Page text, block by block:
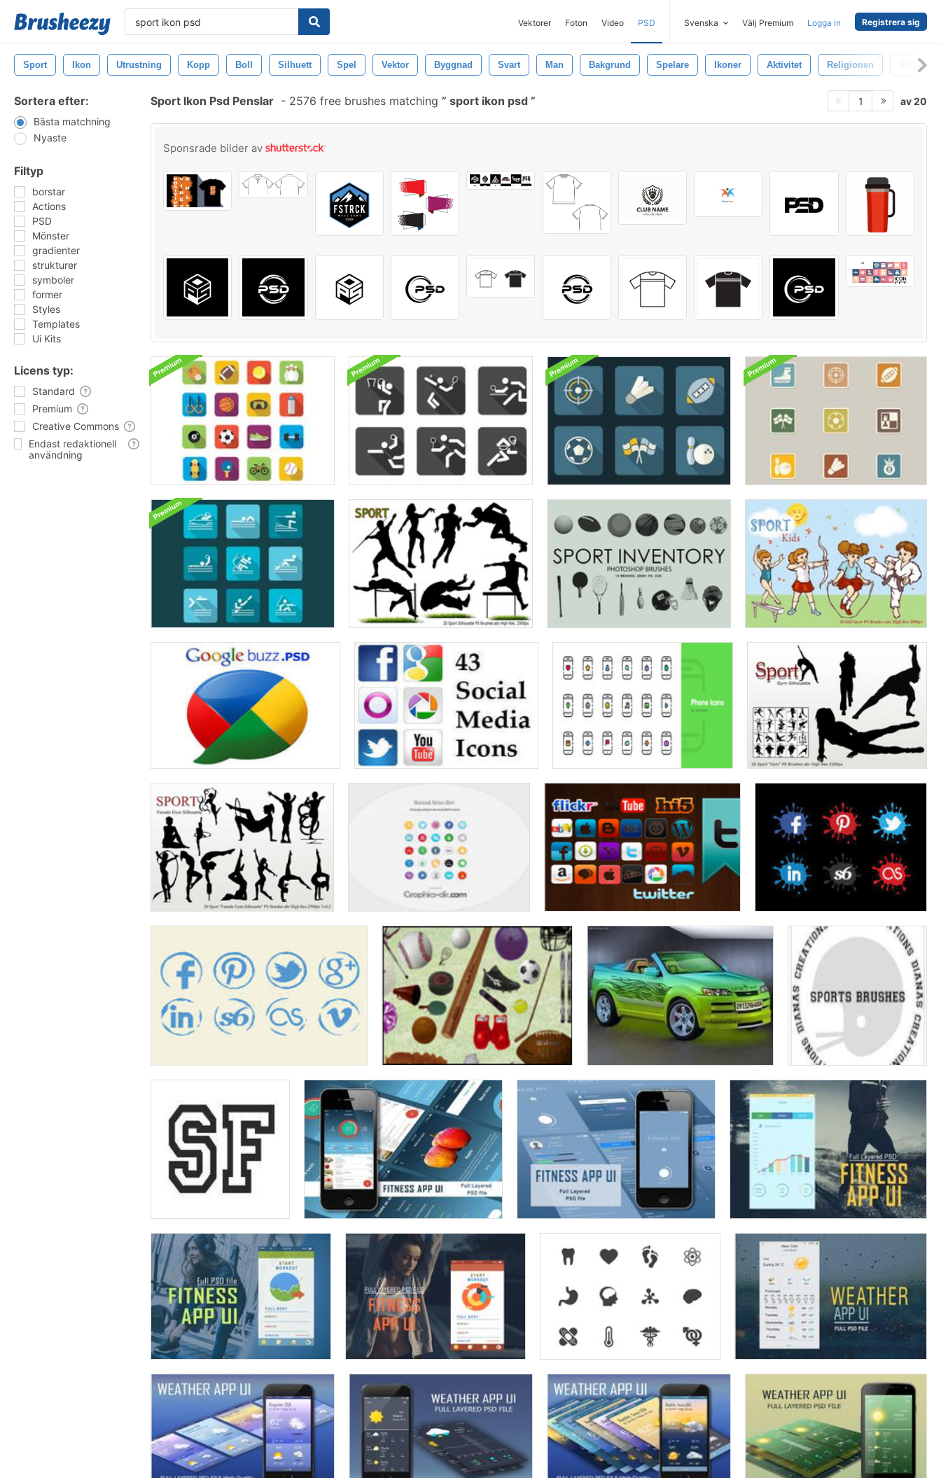
Vektorer Foton Video PSD Svenska Välj Premium Logga in Registrera sig
Sport Ikon Utrustning Kopp Boll Silhuett Spel Vektor Byggnad Svart Man Bakgrund Spelare Ikoner Aktivitet Religionen Religion
Sortera efter:
Bästa matchning
Nyaste
Filtyp
borstar
Actions
PSD
Mönster
gradienter
strukturer
symboler
former
Styles
Templates
Ui Kits
Licens typ:
Standard
Premium
Creative Commons
Endast redaktionell
användning
Sport Ikon Psd Penslar - 2576 free brushes matching sport ikon psd 1 av 20
Sponsrade bilder av